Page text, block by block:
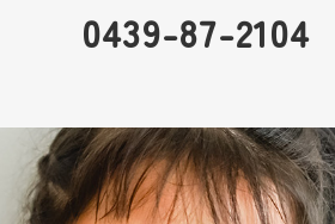
0439-87-2104